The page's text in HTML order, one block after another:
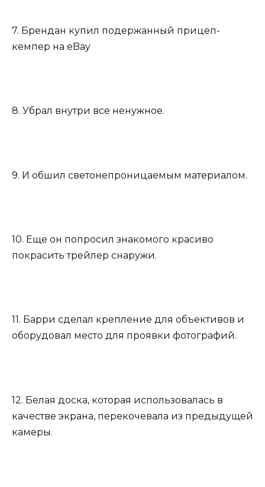
7. Брендан купил подержанный прицеп-
кемпер на eBay
8. Убрал внутри все ненужное.
9. И обшил светонепроницаемым материалом.
10. Еще он попросил знакомого красиво
покрасить трейлер снаружи.
11. Барри сделал крепление для объективов и
оборудовал место для проявки фотографий.
12. Белая доска, которая использовалась в
качестве экрана, перекочевала из предыдущей
камеры.